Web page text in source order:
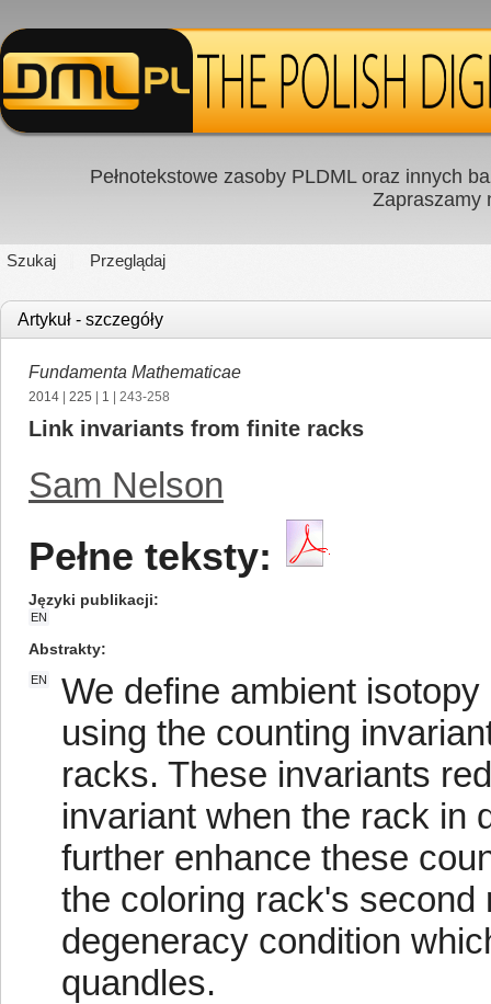
Pełnotekstowe zasoby PLDML oraz innych
Zapraszamy
Szukaj Przeglądaj
Artykuł - szczegóły
Fundamenta Mathematicae
2014 225 1 | 243-258
Link invariants from finite racks
Sam Nelson
Pełne teksty:
Języki publikacji
EN
Abstrakty
EN
We define ambient
using the counting
racks. These invariants
invariant when the rack in
further enhance these
the coloring rack's
degeneracy condition
quandles.